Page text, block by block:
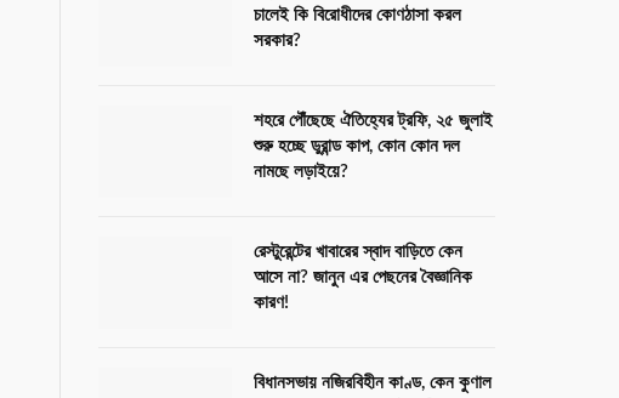
চালেই কি বিরোধীদের কোণঠাসা করল
সরকার?
শহরে পৌঁছেছে ঐতিহ্যের ট্রফি, ২৫ জুলাই
শুরু হচ্ছে ডুরান্ড কাপ, কোন কোন দল
নামছে লড়াইয়ে?
রেস্টুরেন্টের খাবারের স্বাদ বাড়িতে কেন
আসে না? জানুন এর পেছনের বৈজ্ঞানিক
কারণ!
বিধানসভায় নজিরবিহীন কাণ্ড, কেন কুণাল